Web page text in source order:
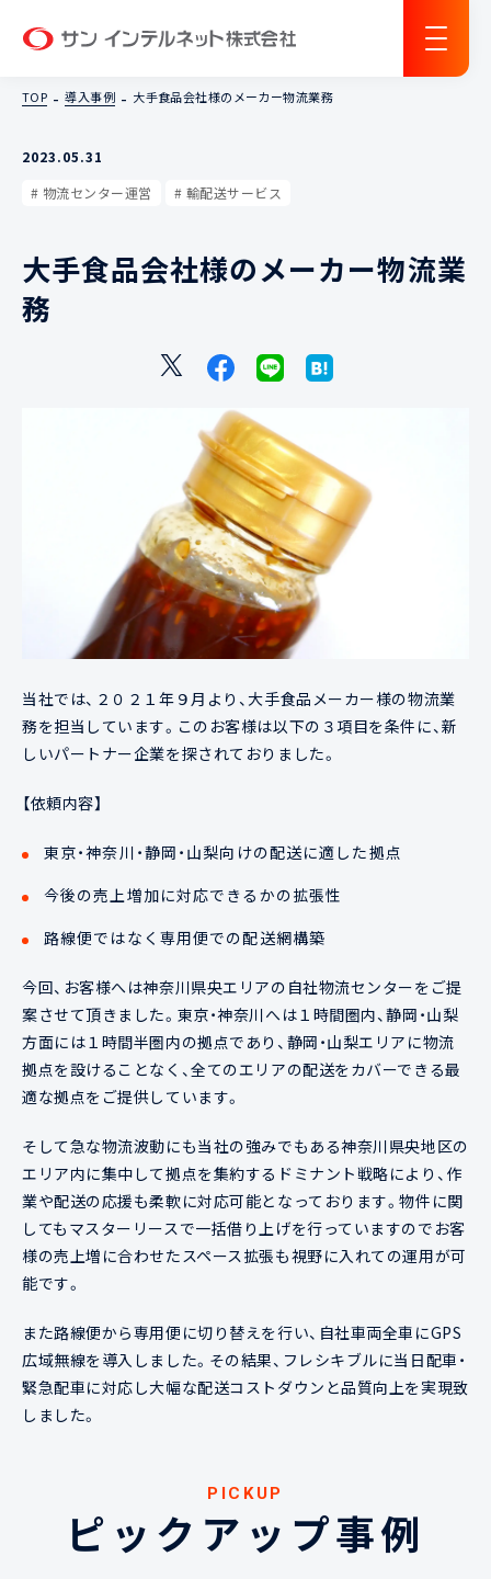
サン インテルネット
TOP 導入事例 大手食品会社様のメーカー物流業務
2023.05.31
物流センター運営
輸配送サービス
大手食品会社様のメーカー物流業
務
当社では、２０２１年９月より、大手食品メーカー様の物流業
務を担当しています。このお客様は以下の３項目を条件に、新
しいパートナー企業を探されておりました。
【依頼内容】
東京・神奈川・静岡・山梨向けの配送に適した拠点
今後の売上増加に対応できるかの拡張性
路線便ではなく専用便での配送網構築
今回、お客様へは神奈川県央エリアの自社物流センターをご提
案させて頂きました。東京・神奈川へは１時間圏内、静岡・山梨
方面には１時間半圏内の拠点であり、静岡・山梨エリアに物流
拠点を設けることなく、全てのエリアの配送をカバーできる最
適な拠点をご提供しています。
そして急な物流波動にも当社の強みでもある神奈川県央地区の
エリア内に集中して拠点を集約するドミナント戦略により、作
業や配送の応援も柔軟に対応可能となっております。物件に関
してもマスターリースで一括借り上げを行っていますのでお客
様の売上増に合わせたスペース拡張も視野に入れての運用が可
能です。
また路線便から専用便に切り替えを行い、自社車両全車にGPS
広域無線を導入しました。その結果、フレシキブルに当日配車・
緊急配車に対応し大幅な配送コストダウンと品質向上を実現致
しました。
PICKUP
ピックアップ事例